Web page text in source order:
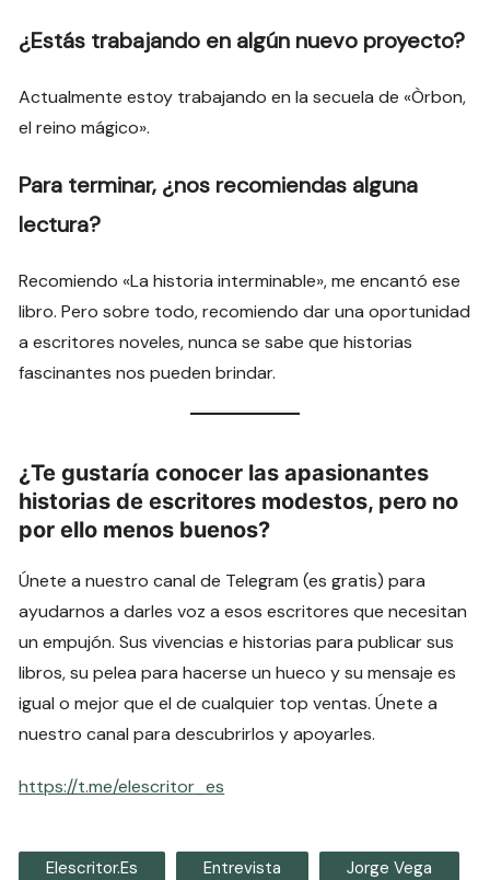
¿Estás trabajando en algún nuevo proyecto?
Actualmente estoy trabajando en la secuela de «Òrbon,
el reino mágico».
Para terminar, ¿nos recomiendas alguna
lectura?
Recomiendo «La historia interminable», me encantó ese
libro. Pero sobre todo, recomiendo dar una oportunidad
a escritores noveles, nunca se sabe que historias
fascinantes nos pueden brindar.
¿Te gustaría conocer las apasionantes
historias de escritores modestos, pero no
por ello menos buenos?
Únete a nuestro canal de Telegram (es gratis) para
ayudarnos a darles voz a esos escritores que necesitan
un empujón. Sus vivencias e historias para publicar sus
libros, su pelea para hacerse un hueco y su mensaje es
igual o mejor que el de cualquier top ventas. Únete a
nuestro canal para descubrirlos y apoyarles.
https://t.me/elescritor_es
Elescritor.es Entrevista Jorge Vega